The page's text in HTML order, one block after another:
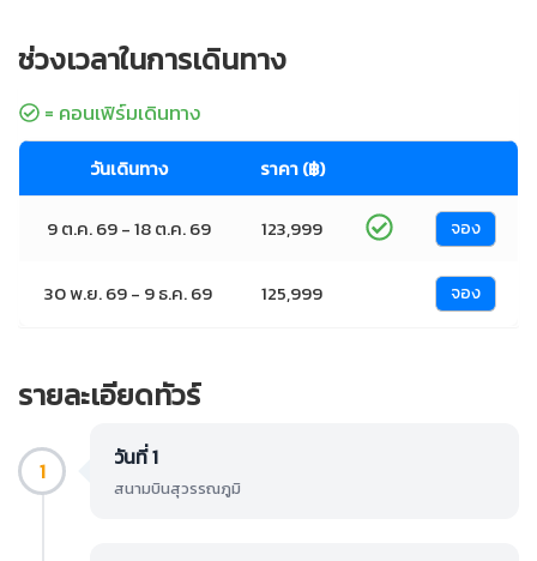
ช่วงเวลาในการเดินทาง
= คอนเฟิร์มเดินทาง
วันเดินทาง ราคา (฿)
9 ต.ค. 69 - 18 ต.ค. 69 123,999 จอง
30 พ.ย. 69 - 9 ธ.ค. 69 125,999 จอง
รายละเอียดทัวร์
1 วันที่ 1
สนามบินสุวรรณภูมิ